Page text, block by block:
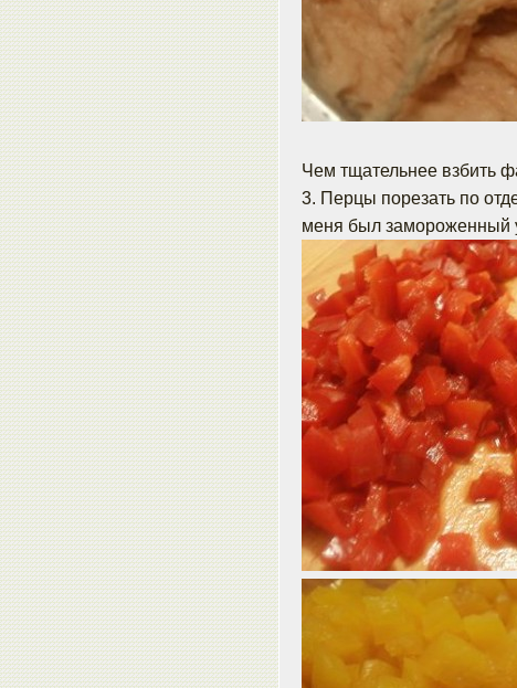
Чем тщательнее взбить
3. Перцы порезать по
меня был замороженный